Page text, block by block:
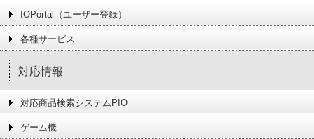
IOPortal（ユーザー登録）
各種サービス
対応情報
対応商品検索システムPIO
ゲーム機